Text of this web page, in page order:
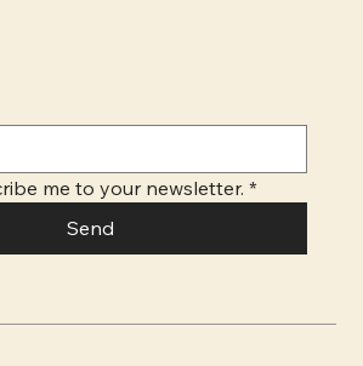
me to your newsletter. *
Send